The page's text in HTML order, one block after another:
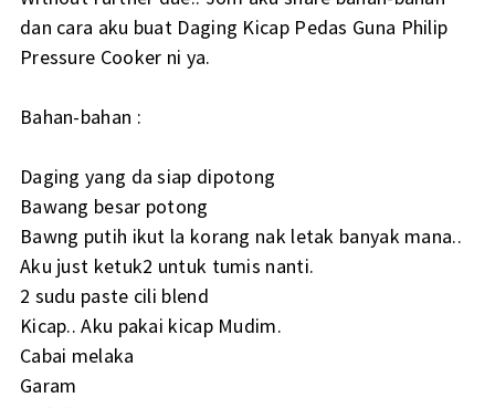
dan cara aku buat Daging Kicap Pedas Guna Philip
Pressure Cooker ni ya.
Bahan-bahan :
Daging yang da siap dipotong
Bawang besar potong
Bawng putih ikut la korang nak letak banyak mana..
Aku just ketuk2 untuk tumis nanti.
2 sudu paste cili blend
Kicap.. Aku pakai kicap Mudim.
Cabai melaka
Garam